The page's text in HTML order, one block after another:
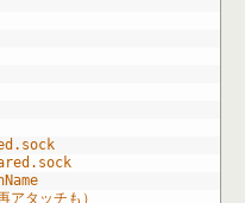
タッチも）